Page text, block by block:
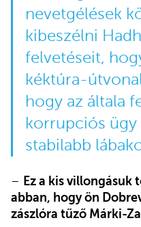
nevetgélések
kibeszélni
felvetéseit,
kéktúra-
hogy az általa
korrupciós ügy
stabilabb
– Ez a kis villongásuk
abban, hogy ön
zászlóra tűző Márki-